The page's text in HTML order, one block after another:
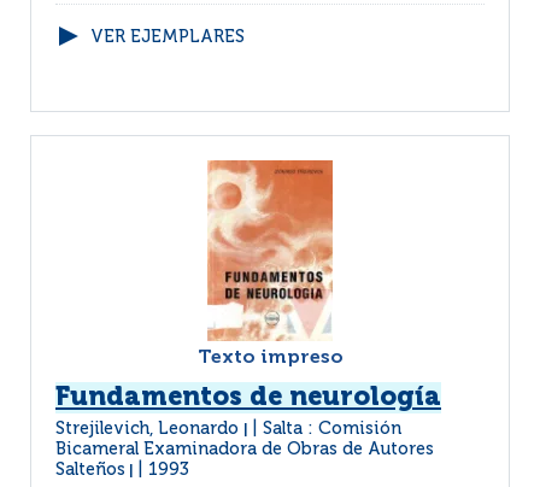
VER EJEMPLARES
Texto impreso
Fundamentos de neurología
Strejilevich, Leonardo
Salta : Comisión
Bicameral Examinadora de Obras de Autores
Salteños
1993